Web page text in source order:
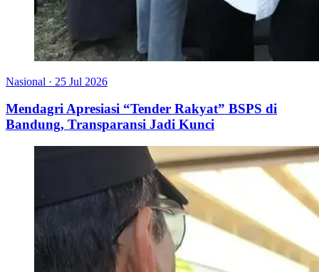
Nasional · 25 Jul 2026
Mendagri Apresiasi “Tender Rakyat” BSPS di
Bandung, Transparansi Jadi Kunci